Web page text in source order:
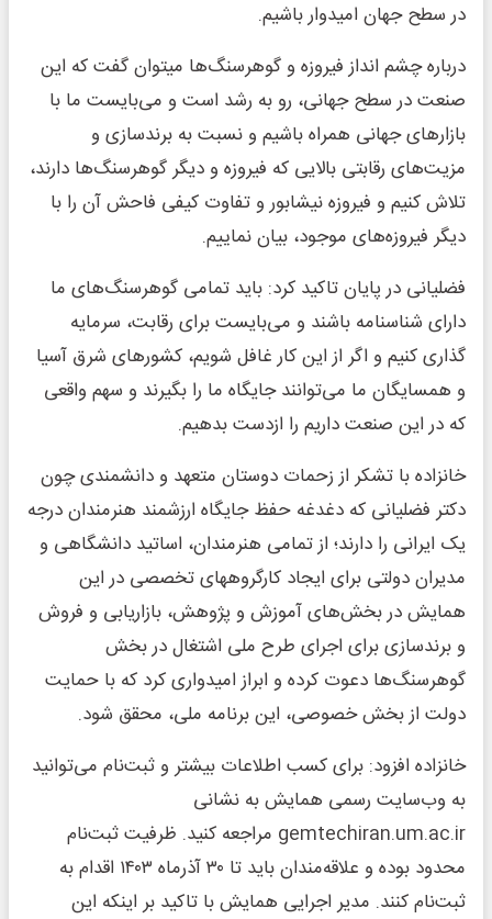
در سطح جهان امیدوار باشیم.
درباره چشم انداز فیروزه و گوهرسنگ‌ها میتوان گفت که این
صنعت در سطح جهانی، رو به رشد است و می‌بایست ما با
بازارهای جهانی همراه باشیم و نسبت به برندسازی و
مزیت‌های رقابتی بالایی که فیروزه و دیگر گوهرسنگ‌ها دارند،
تلاش کنیم و فیروزه نیشابور و تفاوت کیفی فاحش آن را با
دیگر فیروزه‌های موجود، بیان نماییم.
فضلیانی در پایان تاکید کرد: باید تمامی گوهرسنگ‌های ما
دارای شناسنامه باشند و می‌بایست برای رقابت، سرمایه
گذاری کنیم و اگر از این کار غافل شویم، کشورهای شرق آسیا
و همسایگان ما می‌توانند جایگاه ما را بگیرند و سهم واقعی
که در این صنعت داریم را ازدست بدهیم.
خانزاده با تشکر از زحمات دوستان متعهد و دانشمندی چون
دکتر فضلیانی که دغدغه حفظ جایگاه ارزشمند هنرمندان درجه
یک ایرانی را دارند؛ از تمامی هنرمندان، اساتید دانشگاهی و
مدیران دولتی برای ایجاد کارگروههای تخصصی در این
همایش در بخش‌های آموزش و پژوهش، بازاریابی و فروش
و برندسازی برای اجرای طرح ملی اشتغال در بخش
گوهرسنگ‌ها دعوت کرده و ابراز امیدواری کرد که با حمایت
دولت از بخش خصوصی، این برنامه ملی، محقق شود.
خانزاده افزود: برای کسب اطلاعات بیشتر و ثبت‌نام می‌توانید
به وب‌سایت رسمی همایش به نشانی
gemtechiran.um.ac.ir مراجعه کنید. ظرفیت ثبت‌نام
محدود بوده و علاقه‌مندان باید تا ۳۰ آذرماه ۱۴۰۳ اقدام به
ثبت‌نام کنند. مدیر اجرایی همایش با تاکید بر اینکه این